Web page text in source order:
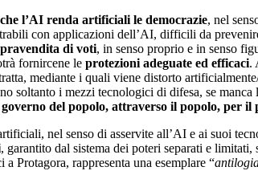
l’AI renda artificiali le democrazie, nel
con applicazioni dell’AI, difficili da
di voti, in senso proprio e in senso
fornircene le protezioni adeguate ed efficaci.
mediante i quali viene distorto
soltanto i mezzi tecnologici di difesa, se manca
del popolo, attraverso il popolo, per il
nel senso di asservite all’AI e ai suoi
, garantito dal sistema dei poteri separati e
a Protagora, rappresenta una esemplare “